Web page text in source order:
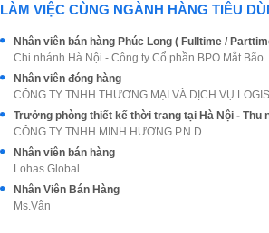
LÀM VIỆC CÙNG NGÀNH HÀNG TIÊU
Nhân viên bán hàng Phúc Long ( Fulltime /
Chi nhánh Hà Nội - Công ty Cổ phần BPO Mắt Bão
Nhân viên đóng hàng
CÔNG TY TNHH MINH HƯƠNG P.N.D
Nhân viên bán hàng
Lohas Global
Nhân Viên Bán Hàng
Ms.Vân